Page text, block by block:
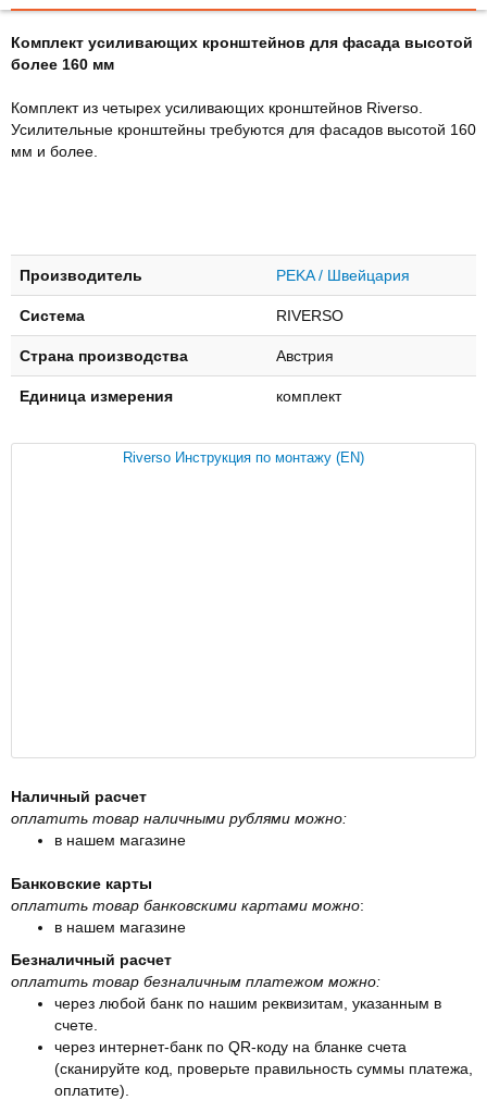
Комплект усиливающих кронштейнов для фасада высотой
более 160 мм
Комплект из четырех усиливающих кронштейнов Riverso.
Усилительные кронштейны требуются для фасадов высотой 160
мм и более.
Производитель PEKA / Швейцария
Система RIVERSO
Страна производства Австрия
Единица измерения комплект
Riverso Инструкция по монтажу (EN)
Наличный расчет
оплатить товар наличными рублями можно:
в нашем магазине
Банковские карты
оплатить товар банковскими картами можно:
в нашем магазине
Безналичный расчет
оплатить товар безналичным платежом можно:
через любой банк по нашим реквизитам, указанным в
счете.
через интернет-банк по QR-коду на бланке счета
(сканируйте код, проверьте правильность суммы платежа,
оплатите).